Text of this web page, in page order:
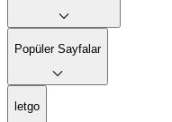
Popüler Sayfalar
letgo